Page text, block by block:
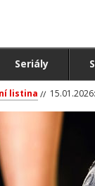
Seriály
listina 15.01.2026: